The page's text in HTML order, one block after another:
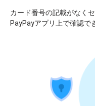
カード番号の記載がなく
PayPayアプリ上で確認で